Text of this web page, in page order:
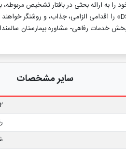
ارائه بحثی در بافتار تشخیص مربوطه،
خدمات رفاهی- مشاوره بیمارستان
سایر مشخصات